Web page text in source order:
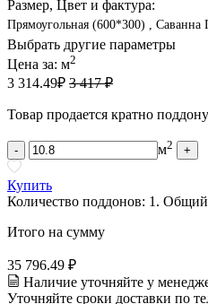
Размер, Цвет и фактура:
Прямоугольная (600*300) , Саванна
Выбрать другие параметры
Цена за: м2
3 314.49₽ 3 417 ₽
Товар продается кратно поддону
- м2 +
Купить
Количество поддонов: 1 . Общий
Итого на сумму
35 796.49 ₽
Наличие уточняйте у
Уточняйте сроки доставки по